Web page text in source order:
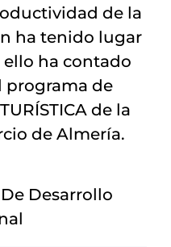
de la
ha tenido lugar
ello ha contado
programa de
de la
de Almería.
Desarrollo